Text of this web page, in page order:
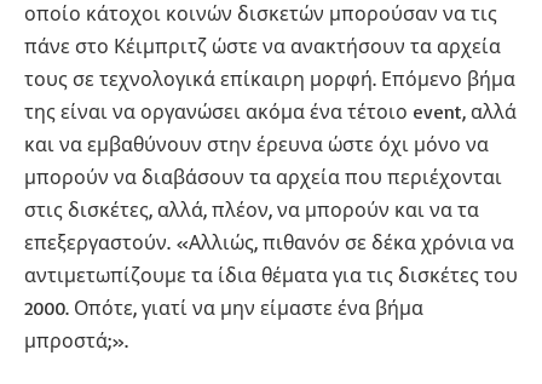
οποίο κάτοχοι κοινών δισκετών μπορούσαν να τις
πάνε στο Κέιμπριτζ ώστε να ανακτήσουν τα αρχεία
τους σε τεχνολογικά επίκαιρη μορφή. Επόμενο βήμα
της είναι να οργανώσει ακόμα ένα τέτοιο event, αλλά
και να εμβαθύνουν στην έρευνα ώστε όχι μόνο να
μπορούν να διαβάσουν τα αρχεία που περιέχονται
στις δισκέτες, αλλά, πλέον, να μπορούν και να τα
επεξεργαστούν. «Αλλιώς, πιθανόν σε δέκα χρόνια να
αντιμετωπίζουμε τα ίδια θέματα για τις δισκέτες του
2000. Οπότε, γιατί να μην είμαστε ένα βήμα
μπροστά;».